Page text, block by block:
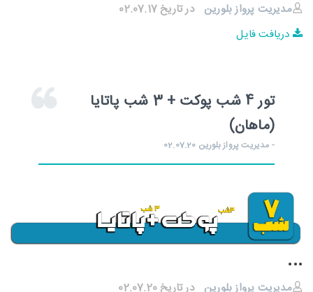
مدیریت پرواز بلورین
در تاریخ 02.07.17
دریافت فایل
تور 4 شب پوکت + 3 شب پاتایا
(ماهان)
- مدیریت پرواز بلورین 02.07.20
...
مدیریت پرواز بلورین در تاریخ 02.07.20